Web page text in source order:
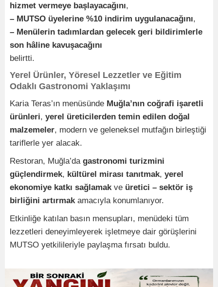
hizmet vermeye başlayacağını,
– MUTSO üyelerine %10 indirim uygulanacağını,
– Menülerin tadımlardan gelecek geri bildirimlerle
son hâline kavuşacağını
belirtti.
Yerel Ürünler, Yöresel Lezzetler ve Eğitim
Odaklı Gastronomi Yaklaşımı
Karia Teras’ın menüsünde Muğla’nın coğrafi işaretli
ürünleri, yerel üreticilerden temin edilen doğal
malzemeler, modern ve geleneksel mutfağın birleştiği
tariflerle yer alacak.
Restoran, Muğla’da gastronomi turizmini
güçlendirmek, kültürel mirası tanıtmak, yerel
ekonomiye katkı sağlamakve üretici – sektör iş
birliğini artırmakamacıyla konumlanıyor.
Etkinliğe katılan basın mensupları, menüdeki tüm
lezzetleri deneyimleyerek işletmeye dair görüşlerini
MUTSO yetkilileriyle paylaşma fırsatı buldu.